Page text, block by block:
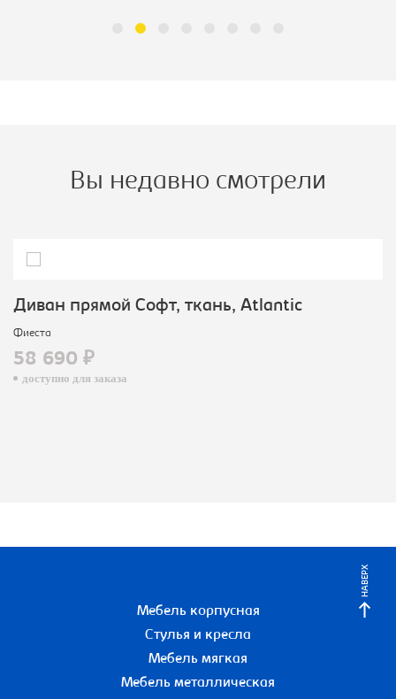
Вы недавно смотрели
Диван прямой Софт, ткань, Atlantic
Фиеста
58 690 ₽
доступно для заказа
НАВЕРХ
Мебель корпусная
Стулья и кресла
Мебель мягкая
Мебель металлическая